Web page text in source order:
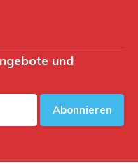
und
Abonnieren